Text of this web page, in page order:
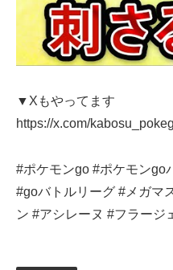
▼Xもやってます
https://x.com/
#ポケモンgo #ポケモンgo
#goバトルリーグ #メガマ
ン #アシレーヌ #フラージ